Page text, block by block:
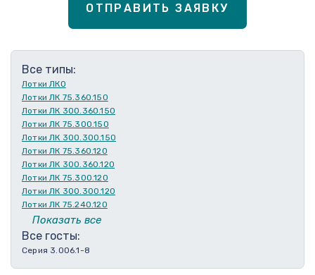
ОТПРАВИТЬ ЗАЯВКУ
Все типы:
Лотки ЛКО
Лотки ЛК 75.360.150
Лотки ЛК 300.360.150
Лотки ЛК 75.300.150
Лотки ЛК 300.300.150
Лотки ЛК 75.360.120
Лотки ЛК 300.360.120
Лотки ЛК 75.300.120
Лотки ЛК 300.300.120
Лотки ЛК 75.240.120
Лотки ЛК 300.240.120
Лотки ЛК 75.210.120
Лотки ЛК 75.180.120
Лотки ЛК 300.180.120
Показать все
Все госты:
Серия 3.006.1-8